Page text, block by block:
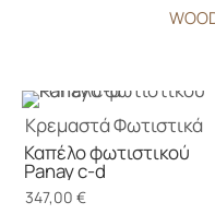
ΚρεμαστάΦωτιστικά
Καπέλο φωτιστικού
Panay c-d
347,00 €